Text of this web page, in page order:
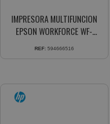
IMPRESORA MULTIFUNCION
EPSON WORKFORCE WF-
2830DWF WIFI 10PPM NEGRO
REF: 594666516